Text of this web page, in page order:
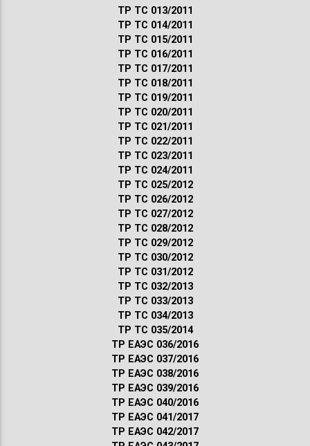
ТР ТС 013/2011
ТР ТС 014/2011
ТР ТС 015/2011
ТР ТС 016/2011
ТР ТС 017/2011
ТР ТС 018/2011
ТР ТС 019/2011
ТР ТС 020/2011
ТР ТС 021/2011
ТР ТС 022/2011
ТР ТС 023/2011
ТР ТС 024/2011
ТР ТС 025/2012
ТР ТС 026/2012
ТР ТС 027/2012
ТР ТС 028/2012
ТР ТС 029/2012
ТР ТС 030/2012
ТР ТС 031/2012
ТР ТС 032/2013
ТР ТС 033/2013
ТР ТС 034/2013
ТР ТС 035/2014
ТР ЕАЭС 036/2016
ТР ЕАЭС 037/2016
ТР ЕАЭС 038/2016
ТР ЕАЭС 039/2016
ТР ЕАЭС 040/2016
ТР ЕАЭС 041/2017
ТР ЕАЭС 042/2017